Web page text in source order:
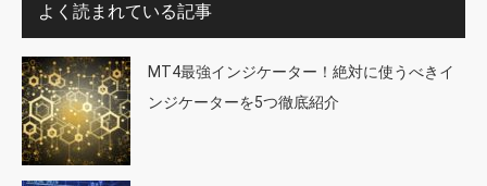
よく読まれている記事
MT4最強インジケーター！絶対に使うべきイ
ンジケーターを5つ徹底紹介